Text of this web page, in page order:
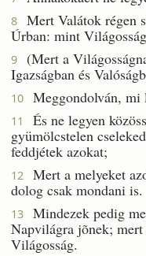
8
Mert Valátok régen
Úrban: mint
9
(Mert a
Igazságban és
10 Meggondolván, mi
11
És ne legyen
gyümölcstelen
feddjétek azokat;
12
Mert a melyeket
dolog csak mondani is.
13
Mindezek pedig
Napvilágra jõnek;
Világosság.